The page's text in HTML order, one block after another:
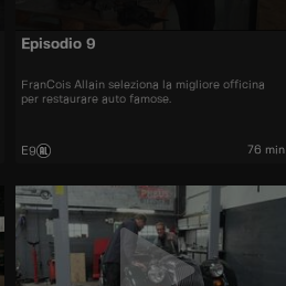
Episodio 9
FranCois Allain seleziona la migliore officina
per restaurare auto famose.
E9 76 min